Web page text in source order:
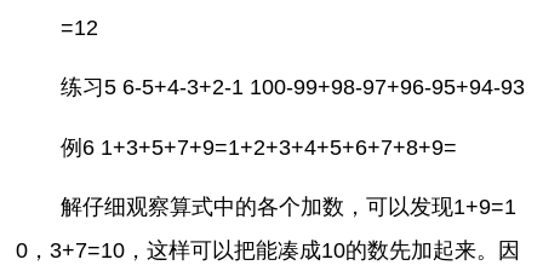
=12
练习5 6-5+4-3+2-1 100-99+98-97+96-95+94-93
例6 1+3+5+7+9=1+2+3+4+5+6+7+8+9=
解仔细观察算式中的各个加数，可以发现1+9=1
0，3+7=10，这样可以把能凑成10的数先加起来。因